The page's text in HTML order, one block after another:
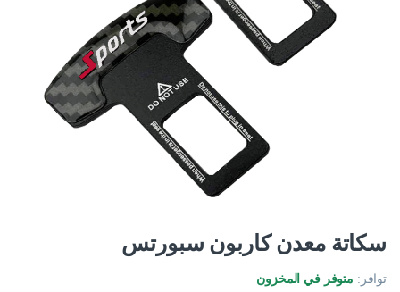
سكاتة معدن كاربون سبورتس
توافر: متوفر في المخزون